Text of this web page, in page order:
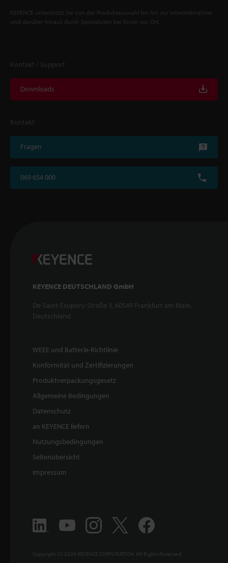
KEYENCE unterstützt Sie von der Produktauswahl bis hin zur Inbetriebnahme
und darüber hinaus durch Spezialisten bei Ihnen vor Ort.
Kontakt / Support
Downloads
Kontakt
Fragen
069 654 000
KEYENCE DEUTSCHLAND GmbH
De-Saint-Exupéry-Straße 3, 60549 Frankfurt am Main,
Deutschland
WEEE und Batterie-Richtlinie
Konformität und Zertifizierungen
Produktverpackungsgesetz
Allgemeine Bedingungen
Datenschutz
an KEYENCE liefern
Nutzungsbedingungen
Seitenübersicht
Impressum
Copyright (C) 2026 KEYENCE CORPORATION. All Rights Reserved.